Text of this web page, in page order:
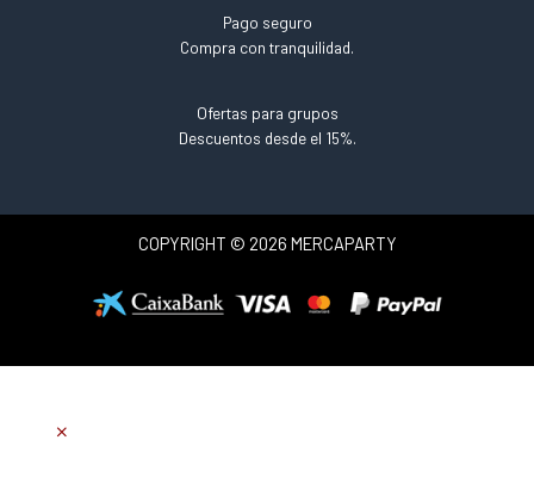
Pago seguro
Compra con tranquilidad.
Ofertas para grupos
Descuentos desde el 15%.
COPYRIGHT © 2026 MERCAPARTY